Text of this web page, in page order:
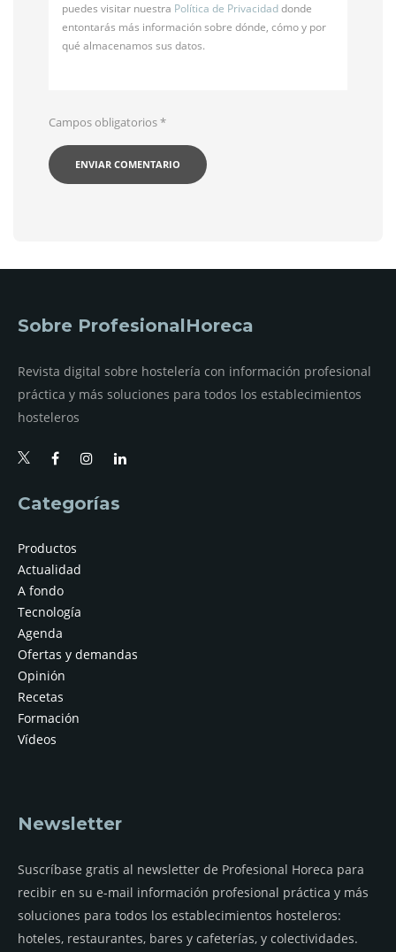
puedes visitar nuestra Política de Privacidaddonde
entontarás más información sobre dónde, cómo y por
qué almacenamos sus datos.
Campos obligatorios*
Sobre ProfesionalHoreca
Revista digital sobre hostelería con información profesional
práctica y más soluciones para todos los establecimientos
hosteleros
Categorías
Productos
Actualidad
A fondo
Tecnología
Agenda
Ofertas y demandas
Opinión
Recetas
Formación
Vídeos
Newsletter
Suscríbase gratis al newsletter de Profesional Horeca para
recibir en su e-mail información profesional práctica y más
soluciones para todos los establecimientos hosteleros:
hoteles, restaurantes, bares y cafeterías, y colectividades.